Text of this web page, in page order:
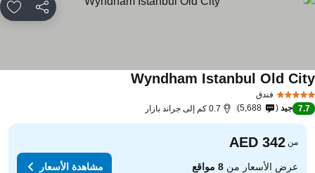
مشاركة
فندق
Wyndham Istanbul Old
7.7 جيد 5,688 0.7 كم إلى جراند بازار
من
عرض الأسعار من8 مواقع مشاهدة الأسعار